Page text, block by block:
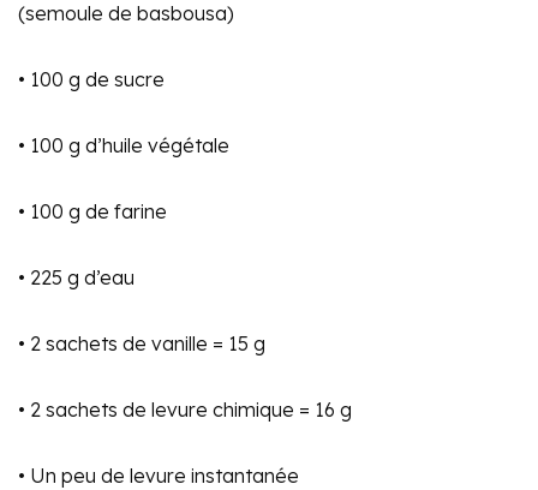
(semoule de basbousa)
• 100 g de sucre
• 100 g d’huile végétale
• 100 g de farine
• 225 g d’eau
• 2 sachets de vanille = 15 g
• 2 sachets de levure chimique = 16 g
• Un peu de levure instantanée